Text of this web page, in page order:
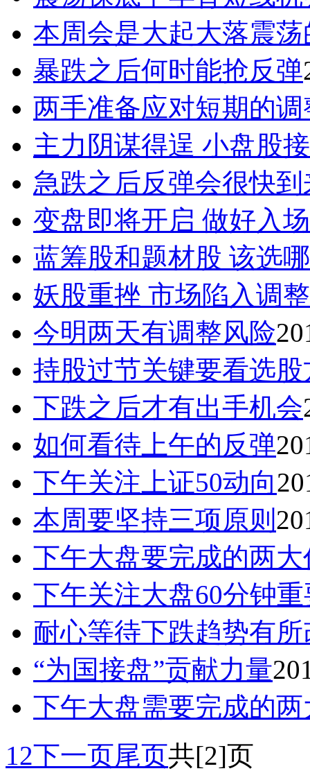
本周会是大起大落震
暴跌之后何时能抢反弹
两手准备应对短期的
主力阴谋得逞 小盘股
急跌之后反弹会很快到
变盘即将开启 做好入
蓝筹股和题材股 该选
妖股重挫 市场陷入调整
今明两天有调整风险
持股过节关键要看选
下跌之后才有出手机会
如何看待上午的反弹
下午关注上证50动向
本周要坚持三项原则
下午大盘要完成的两大
下午关注大盘60分钟
耐心等待下跌趋势有所
“为国接盘”贡献力量
下午大盘需要完成的
12下一页尾页共[2]页